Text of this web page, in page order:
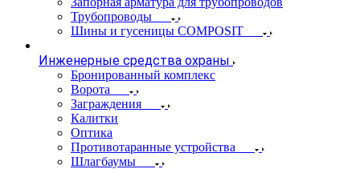
Трубопроводы
Шины и гусеницы COMPOSIT
Инженерные средства охраны
Бронированный комплекс
Ворота
Заграждения
Калитки
Оптика
Противотаранные устройства
Шлагбаумы